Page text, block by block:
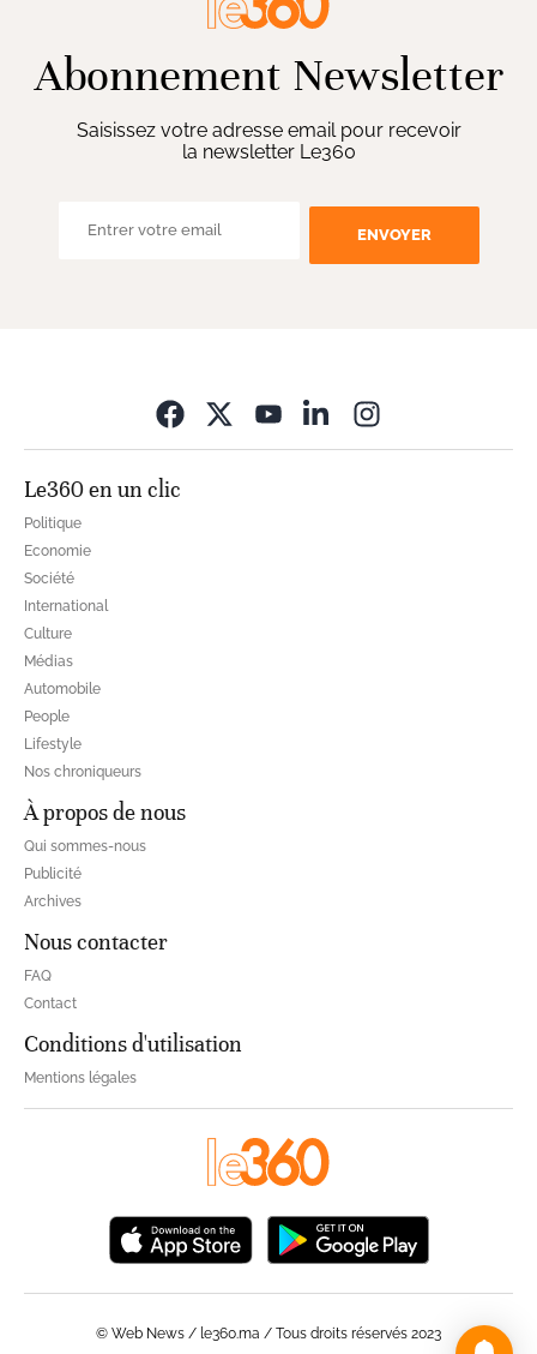
Abonnement Newsletter
Saisissez votre adresse email pour recevoir
la newsletter Le360
ENVOYER
Le360 en un clic
Politique
Economie
Société
International
Culture
Médias
Automobile
People
Lifestyle
Nos chroniqueurs
À propos de nous
Qui sommes-nous
Publicité
Archives
Nous contacter
FAQ
Contact
Conditions d'utilisation
Mentions légales
© Web News / le360.ma / Tous droits réservés 2023